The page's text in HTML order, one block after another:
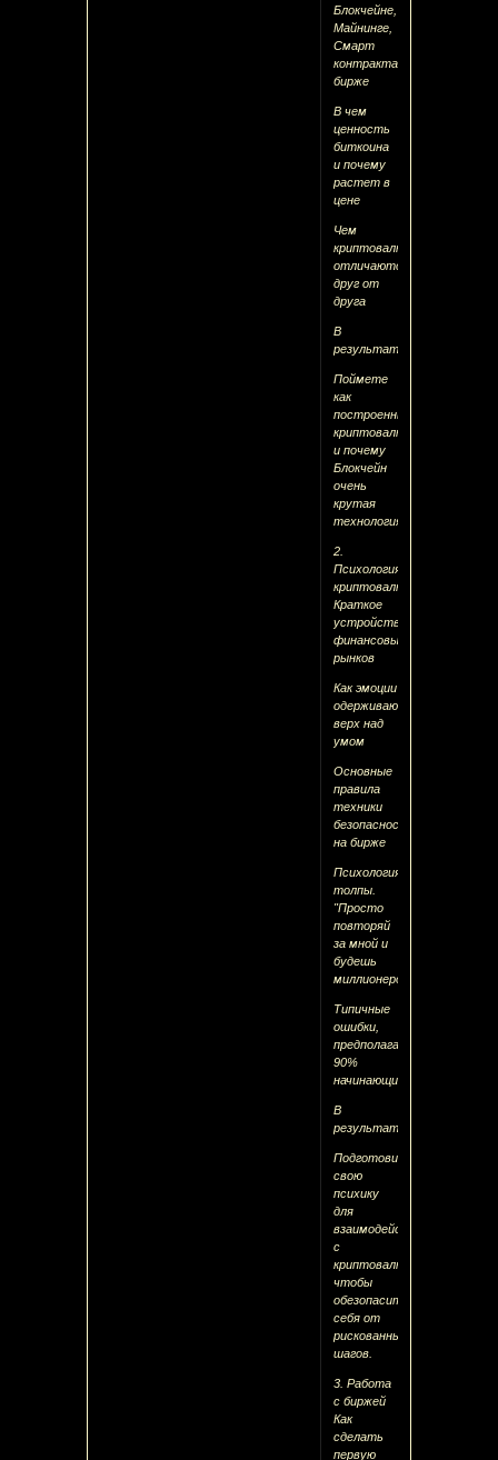
Блокчейне,
Майнинге,
Смарт
контрактах,
бирже
В чем
ценность
биткоина
и почему
растет в
цене
Чем
криптовалюты
отличаются
друг от
друга
В
результаті
Поймете
как
построенные
криптовалюты
и почему
Блокчейн
очень
крутая
технология.
2.
Психология
криптовалют
Краткое
устройство
финансовых
рынков
Как эмоции
одерживают
верх над
умом
Основные
правила
техники
безопасности
на бирже
Психология
толпы.
"Просто
повторяй
за мной и
будешь
миллионером"
Типичные
ошибки,
предполагающие
90%
начинающих
В
результаті
Подготовите
свою
психику
для
взаимодействия
с
криптовалютами,
чтобы
обезопасить
себя от
рискованных
шагов.
3. Работа
с биржей
Как
сделать
первую